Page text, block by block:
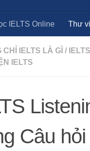
IELTS Online Thư
CHỈ IELTS LÀ GÌ / IELTS
IELTS
Câu